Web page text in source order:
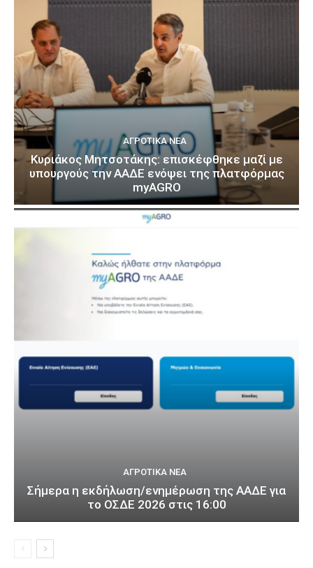
ΑΓΡΟΤΙΚΆ ΝΈΑ
Κυριάκος Μητσοτάκης: επισκέφθηκε μαζί με
υπουργούς την ΑΑΔΕ ενόψει της πλατφόρμας
myAGRO
ΑΓΡΟΤΙΚΆ ΝΈΑ
Σήμερα η εκδήλωση/ενημέρωση της ΑΑΔΕ για
το ΟΣΔΕ 2026 στις 16:00